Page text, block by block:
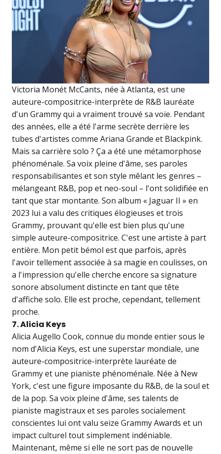
Victoria Monét McCants, née à Atlanta, est une
auteure-compositrice-interprète de R&B lauréate
d'un Grammy qui a vraiment trouvé sa voie. Pendant
des années, elle a été l'arme secrète derrière les
tubes d'artistes comme Ariana Grande et Blackpink.
Mais sa carrière solo ? Ça a été une métamorphose
phénoménale. Sa voix pleine d'âme, ses paroles
responsabilisantes et son style mêlant les genres –
mélangeant R&B, pop et neo-soul – l'ont solidifiée en
tant que star montante. Son album « Jaguar II » en
2023 lui a valu des critiques élogieuses et trois
Grammy, prouvant qu'elle est bien plus qu'une
simple auteure-compositrice. C'est une artiste à part
entière. Mon petit bémol est que parfois, après
l'avoir tellement associée à sa magie en coulisses, on
a l'impression qu'elle cherche encore sa signature
sonore absolument distincte en tant que tête
d'affiche solo. Elle est proche, cependant, tellement
proche.
7. Alicia Keys
Alicia Augello Cook, connue du monde entier sous le
nom d'Alicia Keys, est une superstar mondiale, une
auteure-compositrice-interprète lauréate de
Grammy et une pianiste phénoménale. Née à New
York, c'est une figure imposante du R&B, de la soul et
de la pop. Sa voix pleine d'âme, ses talents de
pianiste magistraux et ses paroles socialement
conscientes lui ont valu seize Grammy Awards et un
impact culturel tout simplement indéniable.
Maintenant, même si elle ne sort pas de nouvelle